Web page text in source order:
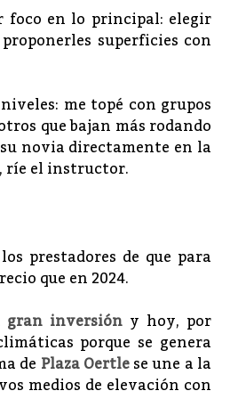
foco en lo principal: elegir
superficies con
me topé con grupos
que bajan más rodando
novia directamente en la
ríe el instructor.
prestadores de que para
que en 2024.
gran inversióny hoy, por
porque se genera
de Plaza Oertlese une a la
medios de elevación con